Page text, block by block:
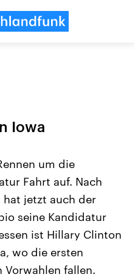
aus
USA
Aktuelle Beiträge,
Hintergründe
Wirtschaftlich und
gehören die Vereinigten
mit großem Einfluss auf
Iowa
um die
Fahrt auf. Nach
hat jetzt auch der
seine Kandidatur
ist Hillary Clinton
wo die ersten
Vorwahlen fallen.